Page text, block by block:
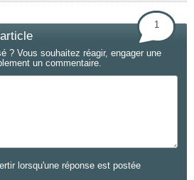
1
? Vous souhaitez réagir, engager une
un commentaire.
lorsqu'une réponse est postée